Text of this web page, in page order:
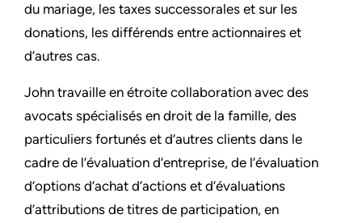
du mariage, les taxes successorales et sur les
donations, les différends entre actionnaires et
d’autres cas.
John travaille en étroite collaboration avec des
avocats spécialisés en droit de la famille, des
particuliers fortunés et d’autres clients dans le
cadre de l’évaluation d’entreprise, de l’évaluation
d’options d’achat d’actions et d’évaluations
d’attributions de titres de participation, en